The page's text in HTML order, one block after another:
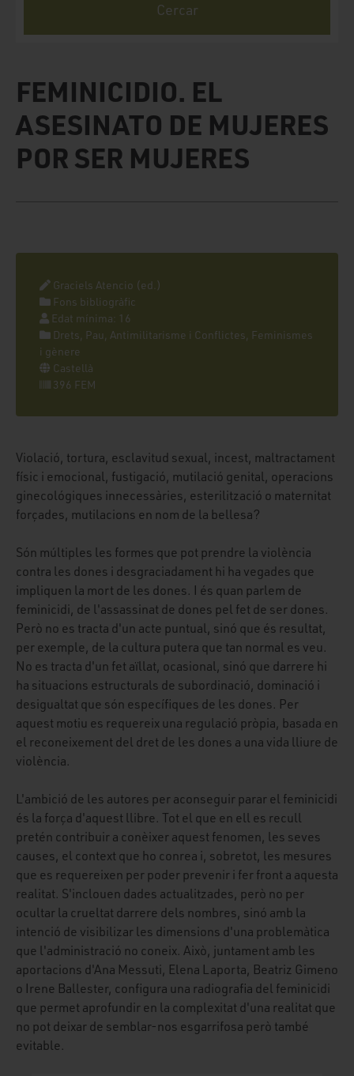
FEMINICIDIO. EL
ASESINATO DE MUJERES
POR SER MUJERES
Graciels Atencio (ed.)
Fons bibliogràfic
Edat mínima: 16
Drets, Pau, Antimilitarisme i Conflictes, Feminismes
i gènere
Castellà
396 FEM
Violació, tortura, esclavitud sexual, incest, maltractament
físic i emocional, fustigació, mutilació genital, operacions
ginecológiques innecessàries, esterilització o maternitat
forçades, mutilacions en nom de la bellesa?
Són múltiples les formes que pot prendre la violència
contra les dones i desgraciadament hi ha vegades que
impliquen la mort de les dones. I és quan parlem de
feminicidi, de l'assassinat de dones pel fet de ser dones.
Però no es tracta d'un acte puntual, sinó que és resultat,
per exemple, de la cultura putera que tan normal es veu.
No es tracta d'un fet aïllat, ocasional, sinó que darrere hi
ha situacions estructurals de subordinació, dominació i
desigualtat que són específiques de les dones. Per
aquest motiu es requereix una regulació pròpia, basada en
el reconeixement del dret de les dones a una vida lliure de
violència.
L'ambició de les autores per aconseguir parar el feminicidi
és la força d'aquest llibre. Tot el que en ell es recull
pretén contribuir a conèixer aquest fenomen, les seves
causes, el context que ho conrea i, sobretot, les mesures
que es requereixen per poder prevenir i fer front a aquesta
realitat. S'inclouen dades actualitzades, però no per
ocultar la crueltat darrere dels nombres, sinó amb la
intenció de visibilizar les dimensions d'una problemàtica
que l'administració no coneix. Això, juntament amb les
aportacions d'Ana Messuti, Elena Laporta, Beatriz Gimeno
o Irene Ballester, configura una radiografia del feminicidi
que permet aprofundir en la complexitat d'una realitat que
no pot deixar de semblar-nos esgarrifosa però també
evitable.